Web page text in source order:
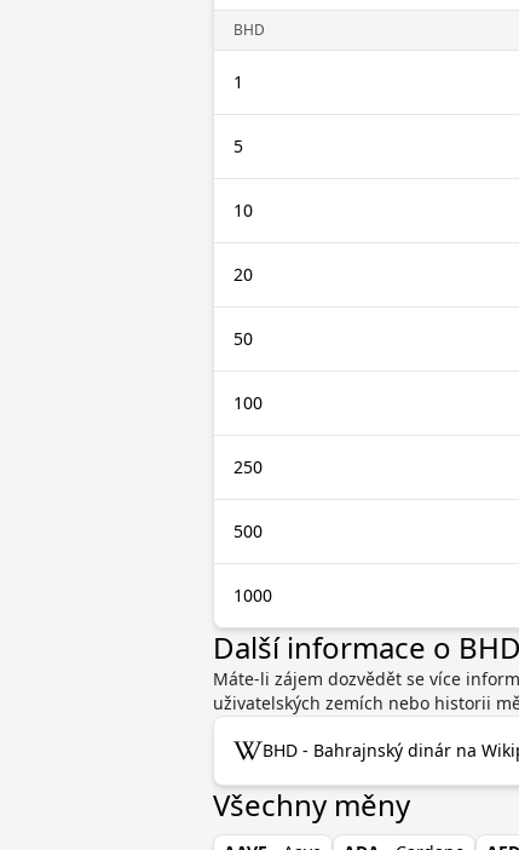
BHD
1
5
10
20
50
100
250
500
1000
Další informace o
Máte-li zájem dozvědět se více
uživatelských zemích nebo historii
BHD - Bahrajnský dinár na
Všechny měny